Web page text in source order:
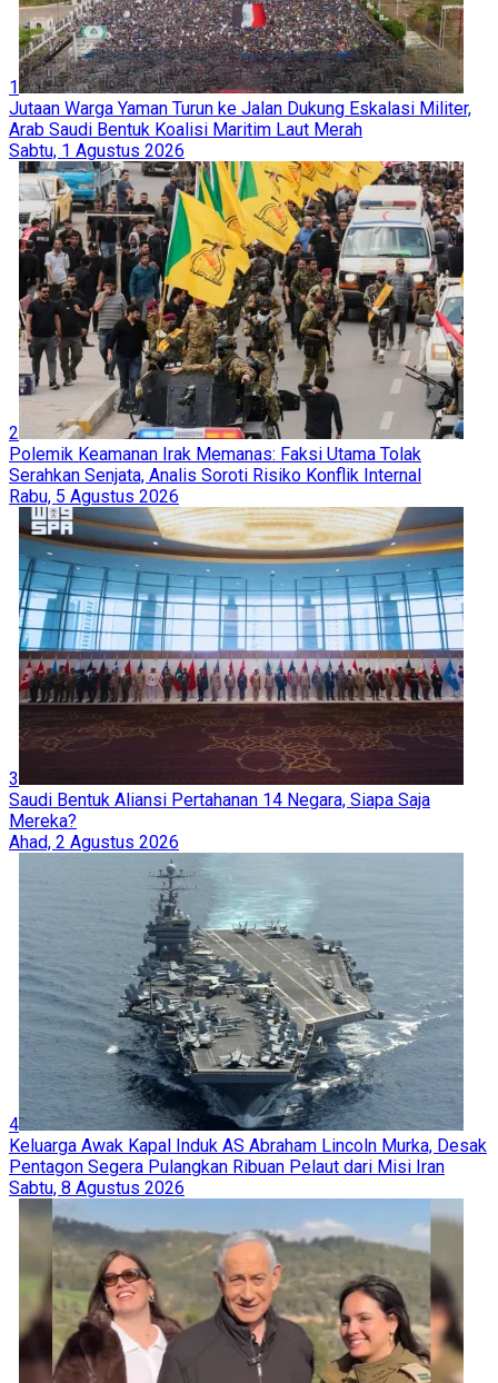
1
Jutaan Warga Yaman Turun ke Jalan Dukung Eskalasi Militer,
Arab Saudi Bentuk Koalisi Maritim Laut Merah
Sabtu, 1 Agustus 2026
2
Polemik Keamanan Irak Memanas: Faksi Utama Tolak
Serahkan Senjata, Analis Soroti Risiko Konflik Internal
Rabu, 5 Agustus 2026
3
Saudi Bentuk Aliansi Pertahanan 14 Negara, Siapa Saja
Mereka?
Ahad, 2 Agustus 2026
4
Keluarga Awak Kapal Induk AS Abraham Lincoln Murka, Desak
Pentagon Segera Pulangkan Ribuan Pelaut dari Misi Iran
Sabtu, 8 Agustus 2026